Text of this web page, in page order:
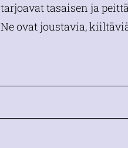
tarjoavat tasaisen ja
Ne ovat joustavia,